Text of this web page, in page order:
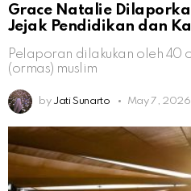
Grace Natalie
Jejak Pendidikan dan
Pelaporan dilakukan oleh 40
(ormas) muslim
by Jati Sunarto May 7,